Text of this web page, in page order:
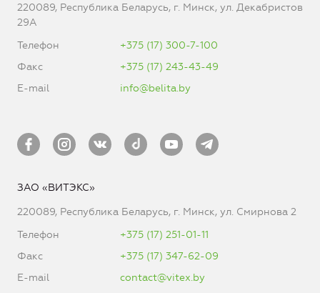
220089, Республика Беларусь, г. Минск, ул. Декабристов
29А
Телефон
+375 (17) 300-7-100
Факс
+375 (17) 243-43-49
E-mail
info@belita.by
ЗАО «ВИТЭКС»
220089, Республика Беларусь, г. Минск, ул. Смирнова 2
Телефон
+375 (17) 251-01-11
Факс
+375 (17) 347-62-09
E-mail
contact@vitex.by